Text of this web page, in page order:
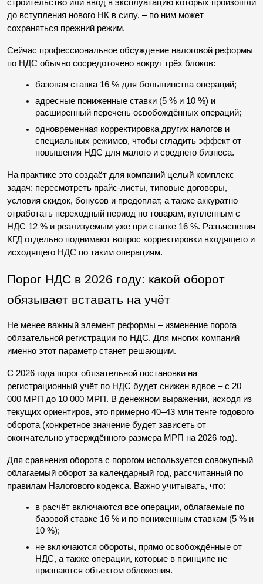
строительство или ввод в эксплуатацию которых произошли
до вступления нового НК в силу, – по ним может
сохраняться прежний режим.
Сейчас профессиональное обсуждение налоговой реформы
по НДС обычно сосредоточено вокруг трёх блоков:
базовая ставка 16 % для большинства операций;
адресные пониженные ставки (5 % и 10 %) и
расширенный перечень освобождённых операций;
одновременная корректировка других налогов и
специальных режимов, чтобы сгладить эффект от
повышения НДС для малого и среднего бизнеса.
На практике это создаёт для компаний целый комплекс
задач: пересмотреть прайс-листы, типовые договоры,
условия скидок, бонусов и предоплат, а также аккуратно
отработать переходный период по товарам, купленным с
НДС 12 % и реализуемым уже при ставке 16 %. Разъяснения
КГД отдельно поднимают вопрос корректировки входящего и
исходящего НДС по таким операциям.
Порог НДС в 2026 году: какой оборот
обязывает вставать на учёт
Не менее важный элемент реформы – изменение порога
обязательной регистрации по НДС. Для многих компаний
именно этот параметр станет решающим.
С 2026 года порог обязательной постановки на
регистрационный учёт по НДС будет снижен вдвое – с 20
000 МРП до 10 000 МРП. В денежном выражении, исходя из
текущих ориентиров, это примерно 40–43 млн тенге годового
оборота (конкретное значение будет зависеть от
окончательно утверждённого размера МРП на 2026 год).
Для сравнения оборота с порогом используется совокупный
облагаемый оборот за календарный год, рассчитанный по
правилам Налогового кодекса. Важно учитывать, что:
в расчёт включаются все операции, облагаемые по
базовой ставке 16 % и по пониженным ставкам (5 % и
10 %);
не включаются обороты, прямо освобождённые от
НДС, а также операции, которые в принципе не
признаются объектом обложения.